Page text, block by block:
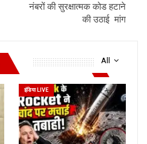
नंबरों की सुरक्षात्मक कोड हटाने
की उठाई मांग
All
इंडिया LIVE